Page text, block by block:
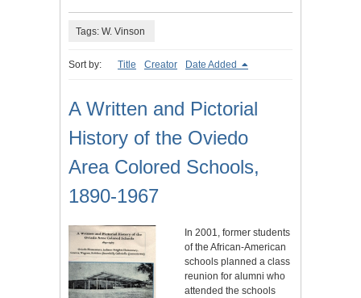
Tags: W. Vinson
Sort by: Title Creator Date Added
A Written and Pictorial
History of the Oviedo
Area Colored Schools,
1890-1967
In 2001, former students
of the African-American
schools planned a class
reunion for alumni who
attended the schools